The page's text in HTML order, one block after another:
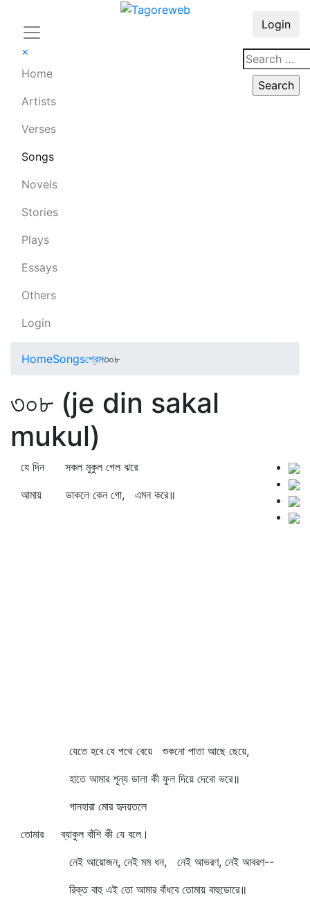
×
Home
Artists
Verses
Songs
Novels
Stories
Plays
Essays
Others
Login
Login
HomeSongsপ্রেম৩০৮
৩০৮ (je din sakal
mukul)
যে দিন সকল মুকুল গেল ঝরে
আমায় ডাকলে কেন গো, এমন করে॥
যেতে হবে যে পথে বেয়ে শুকনো পাতা আছে ছেয়ে,
হাতে আমার শূন্য ডালা কী ফুল দিয়ে দেবো ভরে॥
গানহারা মোর হৃদয়তলে
তোমার ব্যাকুল বাঁশি কী যে বলে।
নেই আয়োজন, নেই মম ধন, নেই আভরণ, নেই আবরণ--
রিক্ত বাহু এই তো আমার বাঁধবে তোমায় বাহুডোরে॥